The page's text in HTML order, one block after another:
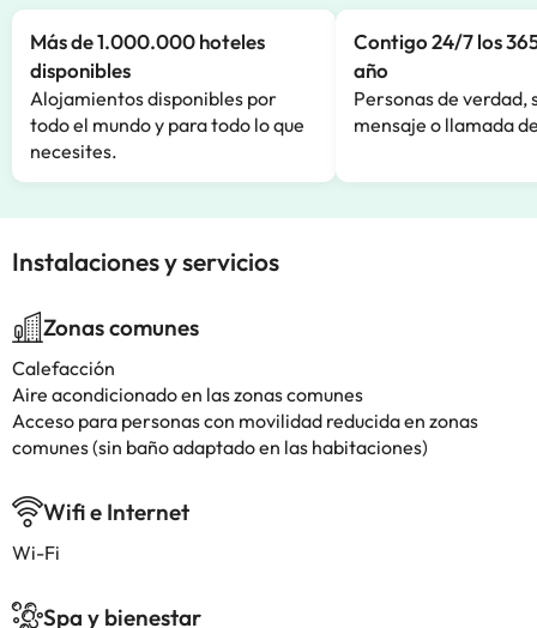
Más de 1.000.000 hoteles
disponibles
Alojamientos disponibles por
todo el mundo y para todo lo que
necesites.
Contigo 24/7 los
año
Personas de verdad,
mensaje o llamada
Instalaciones y servicios
Zonas comunes
Calefacción
Aire acondicionado en las zonas comunes
Acceso para personas con movilidad reducida en zonas
comunes (sin baño adaptado en las habitaciones)
Wifi e Internet
Wi-Fi
Spa y bienestar